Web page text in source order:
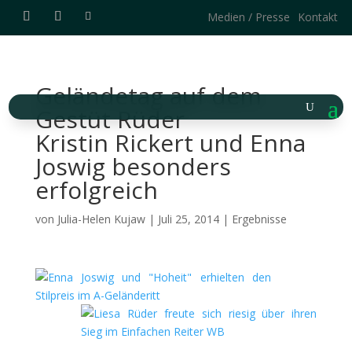
Medien / Presse Kontakt
Geländetag auf dem
Gestüt Rüder
Kristin Rickert und Enna
Joswig besonders
erfolgreich
von Julia-Helen Kujaw| Juli 25, 2014| Ergebnisse